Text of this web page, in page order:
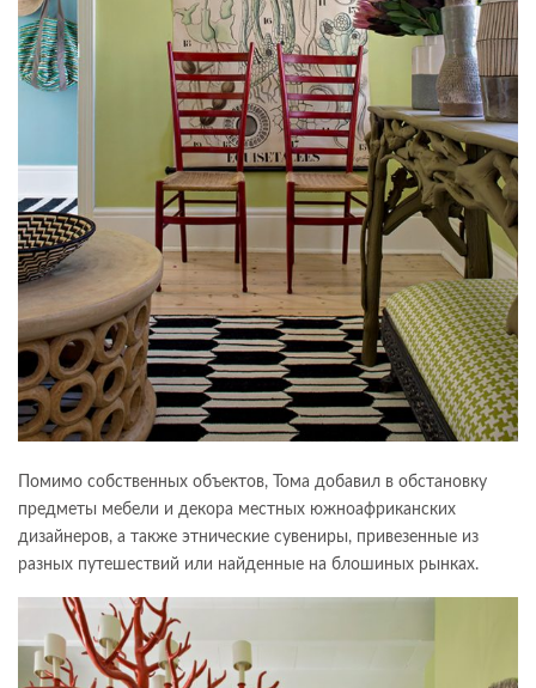
Помимо собственных объектов, Тома добавил в обстановку
предметы мебели и декора местных южноафриканских
дизайнеров, а также этнические сувениры, привезенные из
разных путешествий или найденные на блошиных рынках.